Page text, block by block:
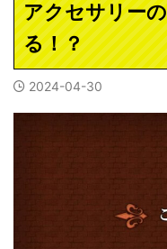
アクセサリー
る！？
2024-04-30